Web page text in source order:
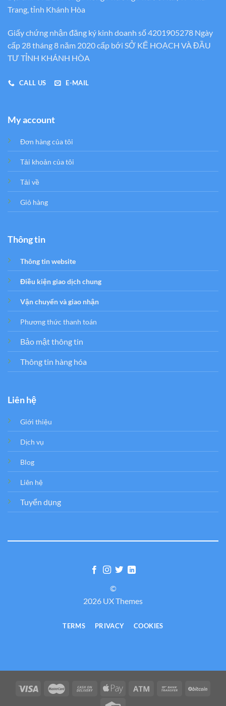
Trang, tỉnh Khánh Hòa
Giấy chứng nhận đăng ký kinh doanh số 4201905278 Ngày
cấp 28 tháng 8 năm 2020 cấp bới SỞ KẾ HOẠCH VÀ ĐẦU
TƯ TỈNH KHÁNH HÒA
CALL US E-MAIL
My account
Đơn hàng của tôi
Tải khoản của tôi
Tải về
Giỏ hàng
Thông tin
Thông tin website
Điều kiện giao dịch chung
Vận chuyển và giao nhận
Phương thức thanh toán
Bảo mật thông tin
Thông tin hàng hóa
Liên hệ
Giới thiệu
Dịch vụ
Blog
Liên hệ
Tuyển dụng
©
2026 UX Themes
TERMS PRIVACY COOKIES